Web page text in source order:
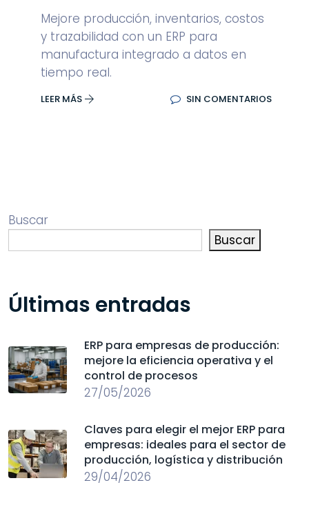
Mejore producción, inventarios, costos
y trazabilidad con un ERP para
manufactura integrado a datos en
tiempo real.
LEER MÁS SIN COMENTARIOS
Buscar
Buscar
Últimas entradas
ERP para empresas de producción:
mejore la eficiencia operativa y el
control de procesos
27/05/2026
Claves para elegir el mejor ERP para
empresas: ideales para el sector de
producción, logística y distribución
29/04/2026